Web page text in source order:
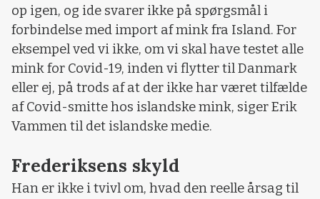
op igen, og ide svarer ikke på spørgsmål i
forbindelse med import af mink fra Island. For
eksempel ved vi ikke, om vi skal have testet alle
mink for Covid-19, inden vi flytter til Danmark
eller ej, på trods af at der ikke har været tilfælde
af Covid-smitte hos islandske mink, siger Erik
Vammen til det islandske medie.
Frederiksens skyld
Han er ikke i tvivl om, hvad den reelle årsag til